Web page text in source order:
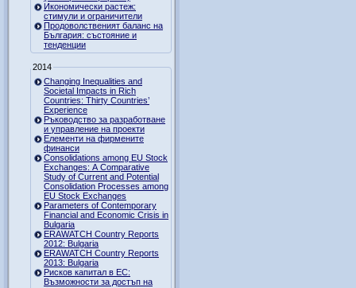
Икономически растеж:
стимули и ограничители
Продоволственият баланс на
България: състояние и
тенденции
2014
Changing Inequalities and
Societal Impacts in Rich
Countries: Thirty Countries’
Experience
Ръководство за разработване
и управление на проекти
Елементи на фирмените
финанси
Consolidations among EU Stock
Exchanges: A Comparative
Study of Current and Potential
Consolidation Processes among
EU Stock Exchanges
Parameters of Contemporary
Financial and Economic Crisis in
Bulgaria
ERAWATCH Country Reports
2012: Bulgaria
ERAWATCH Country Reports
2013: Bulgaria
Рисков капитал в ЕС:
Възможности за достъп на